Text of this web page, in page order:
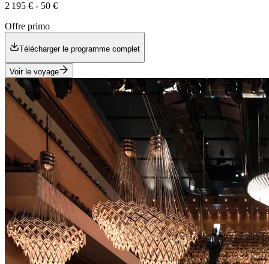
2 195 € - 50 €
Offre primo
Télécharger le programme complet
Voir le voyage